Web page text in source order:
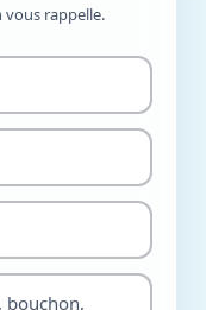
vous rappelle.